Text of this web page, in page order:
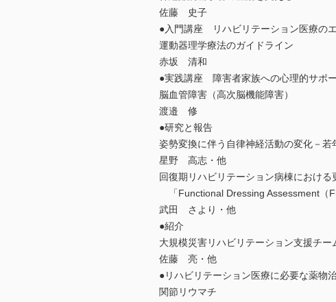
佐藤 史子
●入門講座 リハビリテーション医療の
運動器理学療法のガイドライン
赤坂 清和
●実践講座 障害者家族への心理的サポ
脳血管障害（高次脳機能障害）
渡邉 修
●研究と報告
姿勢変換に伴う自律神経活動の変化－若
星野 高志・他
回復期リハビリテーション病棟における
「Functional Dressing Assessment（
武田 さより・他
●紹介
大規模災害リハビリテーション支援チー
佐藤 亮・他
●リハビリテーション医療に必要な薬物
関節リウマチ